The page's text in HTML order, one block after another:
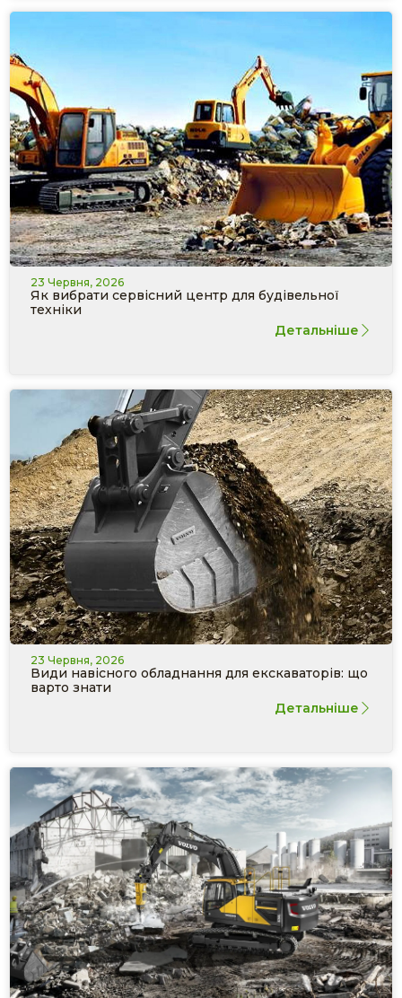
23 Червня, 2026
Як вибрати сервісний центр для будівельної
техніки
Детальніше
23 Червня, 2026
Види навісного обладнання для екскаваторів: що
варто знати
Детальніше